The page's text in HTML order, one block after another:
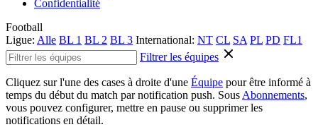
Confidentialité
Football
Ligue: Alle BL 1 BL 2 BL 3 International: NT CL SA PL PD FL1
Filtrer les équipes
Cliquez sur l'une des cases à droite d'une Équipe pour être informé à
temps du début du match par notification push. Sous Abonnements,
vous pouvez configurer, mettre en pause ou supprimer les
notifications en détail.